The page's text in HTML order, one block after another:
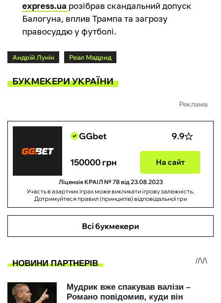
express.ua розібрав скандальний допуск
Балогуна, вплив Трампа та загрозу
правосуддю у футболі.
Андрій Лунін Реал Мадрид
БУКМЕКЕРИ УКРАЇНИ
Реклама
GGbet 9.9
150000 грн На сайт
Ліцензія КРАІЛ № 78 від 23.08.2023
Участь в азартних іграх може викликати ігрову залежність.
Дотримуйтеся правил (принципів) відповідальної гри
Всі букмекери